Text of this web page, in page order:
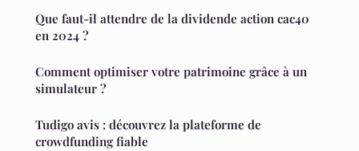
Que faut-il attendre de la dividende action cac40
en 2024 ?
Comment optimiser votre patrimoine grâce à un
simulateur ?
Tudigo avis : découvrez la plateforme de
crowdfunding fiable